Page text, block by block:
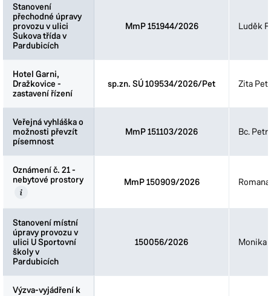
Stanovení
přechodné úpravy
provozu v ulici
Sukova třída v
Pardubicích
MmP 151944/2026 Luděk
Hotel Garni,
Dražkovice -
zastavení řízení
sp.zn. SÚ 109534/2026/Pet Zita
Veřejná vyhláška o
možnosti převzít
písemnost
MmP 151103/2026 Bc.
Oznámení č. 21 -
nebytové prostory
MmP 150909/2026
Stanovení místní
úpravy provozu v
ulici U Sportovní
školy v
Pardubicích
150056/2026 Monika
Výzva-vyjádření k
Stanovení
přechodné úpravy
provozu v ulici
Sukova třída v
Pardubicích
Hotel Garni,
Dražkovice -
zastavení řízení
Veřejná vyhláška o
možnosti převzít
písemnost
Oznámení č. 21 -
nebytové prostory
Stanovení místní
úpravy provozu v
ulici U Sportovní
školy v
Pardubicích
Výzva-vyjádření k